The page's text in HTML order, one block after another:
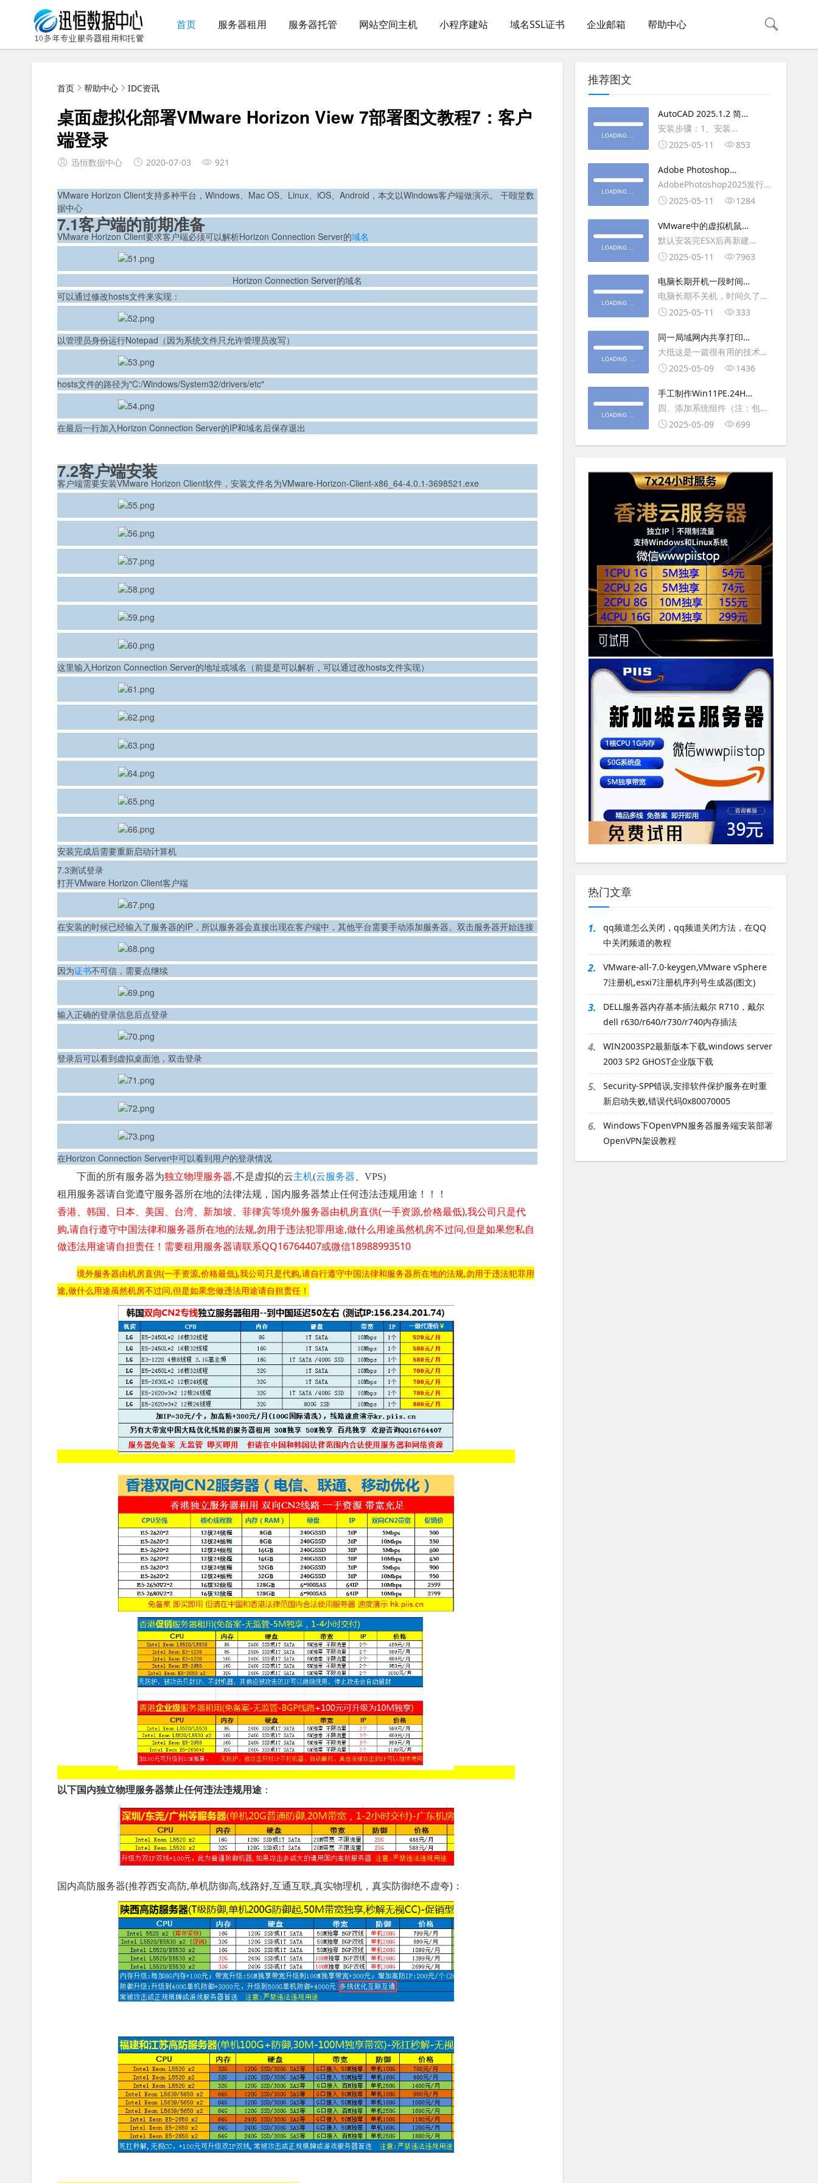
首页 服务器租用 服务器托管 网站空间主机 小程序建站 域名SSL证书 企业邮箱 帮助中心
首页 帮助中心 IDC资讯
桌面虚拟化部署VMware Horizon View 7部署图文教程7：客户
端登录
迅恒数据中心 2020-07-03 921
VMware Horizon Client支持多种平台，Windows、Mac OS、Linux、iOS、Android，本文以Windows客户端做演示。 干颐堂数
据中心
7.1客户端的前期准备
VMware Horizon Client要求客户端必须可以解析Horizon Connection Server的域名
Horizon Connection Server的域名
可以通过修改hosts文件来实现：
以管理员身份运行Notepad（因为系统文件只允许管理员改写）
hosts文件的路径为"C:/Windows/System32/drivers/etc"
在最后一行加入Horizon Connection Server的IP和域名后保存退出
7.2客户端安装
客户端需要安装VMware Horizon Client软件，安装文件名为VMware-Horizon-Client-x86_64-4.0.1-3698521.exe
这里输入Horizon Connection Server的地址或域名（前提是可以解析，可以通过改hosts文件实现）
安装完成后需要重新启动计算机
7.3测试登录
打开VMware Horizon Client客户端
在安装的时候已经输入了服务器的IP，所以服务器会直接出现在客户端中，其他平台需要手动添加服务器。双击服务器开始连接
因为证书不可信，需要点继续
输入正确的登录信息后点登录
登录后可以看到虚拟桌面池，双击登录
在Horizon Connection Server中可以看到用户的登录情况
下面的所有服务器为独立物理服务器,不是虚拟的云主机(云服务器 、VPS)
租用服务器请自觉遵守服务器所在地的法律法规，国内服务器禁止任何违法违规用途！！！
香港、韩国、日本、美国、台湾、新加坡、菲律宾等境外服务器由机房直供(一手资源,价格最低),我公司只是代
购,请自行遵守中国法律和服务器所在地的法规,勿用于违法犯罪用途,做什么用途虽然机房不过问,但是如果您私自
做违法用途请自担责任！需要租用服务器请联系QQ16764407或微信18988993510
境外服务器由机房直供(一手资源,价格最低),我公司只是代购,请自行遵守中国法律和服务器所在地的法规,勿用于违法犯罪用
途,做什么用途虽然机房不过问,但是如果您做违法用途请自担责任！
以下国内独立物理服务器禁止任何违法违规用途 ：
国内高防服务器(推荐西安高防,单机防御高,线路好,互通互联,真实物理机，真实防御绝不虚夸)：
推荐图文
AutoCAD 2025.1.2 简体
中文版（64位）破解版下
载
安装步骤：1、安装
AutoCAD_2025.1.2_Update3、
复制Crack里面的文件到
AutoCAD安装目录里，覆盖同
名文件4、完最低
2025-05-11 853
Adobe Photoshop
2025（v26.6.1）多语言
破解版下载
AdobePhotoshop2025发行
年：2025版本：26.6.1.7开发
平台：WindowsX64界面语
言：英语/匈牙利/匈牙利/越南/
荷兰/印尼/西班牙/西班牙语/意
大利
2025-05-11 1284
VMware中的虚拟机鼠标
移动缓慢,VMware虚拟机
卡顿慢,鼠标移动卡顿问题
默认安装完ESX后再新建
WINDOWS虚拟主机，如
操作虚拟主机，鼠标会非常
钝，这是因为虚拟机没有鼠标
驱动，通过安装vmwaretool后
就可以解决此问
2025-05-11 7963
电脑长期开机一段时间就
卡顿怎么处理
电脑长期不关机，时间久了就
会一直卡，CPU和内存都没占
久，打开任务管理器5秒钟。一
般重启下电脑就可以了或重启
下资源管理器(explorer.exe进
程).
2025-05-11 333
同一局域网内共享打印机
的连接及相关问题解决方
法
大抵这是一篇很有用的技术教
程文章吧！涉及的内容普遍而
不自觉地点赞收藏吧~包含内容
有：共享前的准备工作在设置
打印机共享之前，你得先确保
两台电脑
2025-05-09 1436
手工制作Win11PE.24H2
LTSC2024详细教程2
四、添加系统组件（注：包含
DWM、BitLocker解锁、MMC
第5卷提取以下文件到BOOT文
件夹：;DWM桌面窗口管理器
2025-05-09 699
热门文章
1.
qq频道怎么关闭，qq频道关闭方法，在QQ
中关闭频道的教程
2.
VMware-all-7.0-keygen,VMware vSphere
7注册机,esxi7注册机序列号生成器(图文)
3.
DELL服务器内存基本插法戴尔 R710，戴尔
dell r630/r640/r730/r740内存插法
4.
WIN2003SP2最新版本下载,windows server
2003 SP2 GHOST企业版下载
5.
Security-SPP错误,安排软件保护服务在时重
新启动失败,错误代码0x80070005
6.
Windows下OpenVPN服务器服务端安装部署
OpenVPN架设教程